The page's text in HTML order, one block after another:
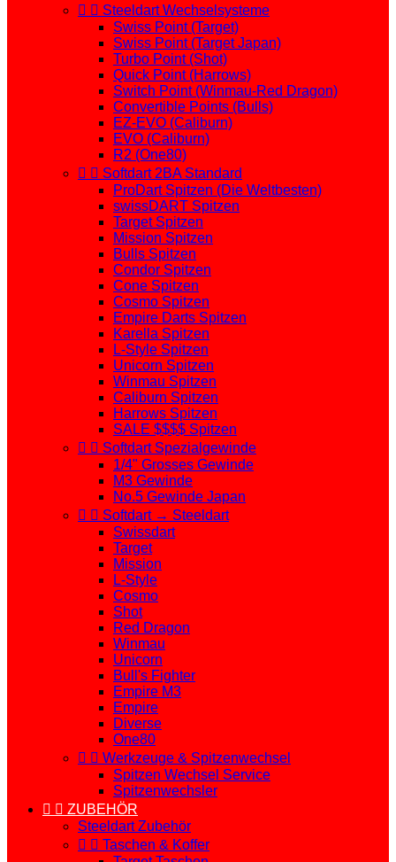
  Steeldart Wechselsysteme
Swiss Point (Target)
Swiss Point (Target Japan)
Turbo Point (Shot)
Quick Point (Harrows)
Switch Point (Winmau-Red Dragon)
Convertible Points (Bulls)
EZ-EVO (Caliburn)
EVO (Caliburn)
R2 (One80)
  Softdart 2BA Standard
ProDart Spitzen (Die Weltbesten)
swissDART Spitzen
Target Spitzen
Mission Spitzen
Bulls Spitzen
Condor Spitzen
Cone Spitzen
Cosmo Spitzen
Empire Darts Spitzen
Karella Spitzen
L-Style Spitzen
Unicorn Spitzen
Winmau Spitzen
Caliburn Spitzen
Harrows Spitzen
SALE $$$$ Spitzen
  Softdart Spezialgewinde
1/4" Grosses Gewinde
M3 Gewinde
No.5 Gewinde Japan
  Softdart → Steeldart
Swissdart
Target
Mission
L-Style
Cosmo
Shot
Red Dragon
Winmau
Unicorn
Bull's Fighter
Empire M3
Empire
Diverse
One80
  Werkzeuge & Spitzenwechsel
Spitzen Wechsel Service
Spitzenwechsler
  ZUBEHÖR
Steeldart Zubehör
  Taschen & Koffer